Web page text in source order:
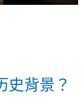
史背景？